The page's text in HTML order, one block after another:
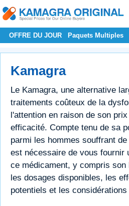
OFFRE DU JOUR Paquets Multiples
Kamagra
Le Kamagra, une alternative
traitements coûteux de la
l'attention en raison de son
efficacité. Compte tenu de sa
parmi les hommes souffrant
est nécessaire de vous fournir
ce médicament, y compris
les dosages disponibles, les
potentiels et les